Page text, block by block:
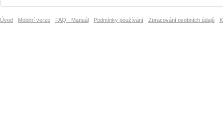
Úvod Mobilní verze FAQ - Manuál Podmínky používání Zpracování osobních údajů